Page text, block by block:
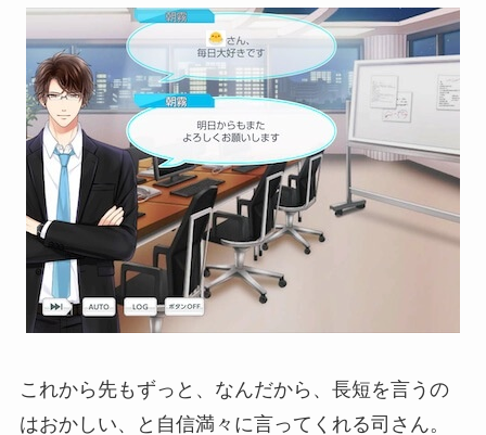
これから先もずっと、なんだから、長短を言うの
はおかしい、と自信満々に言ってくれる司さん。